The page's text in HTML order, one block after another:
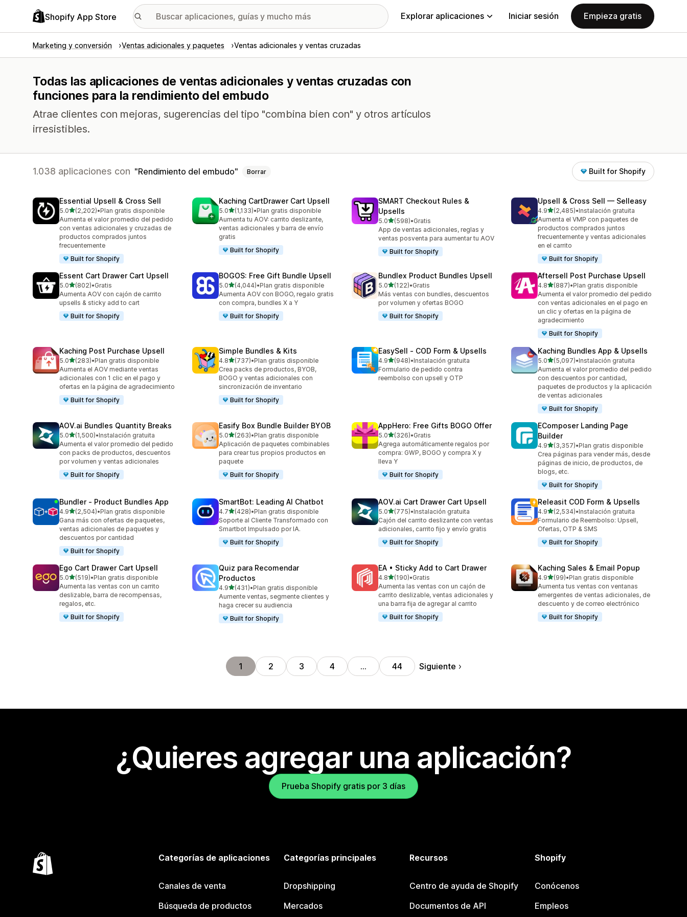
Shopify App Store Explorar aplicaciones Iniciar sesión Empieza gratis
Marketing y conversión Ventas adicionales y paquetes Ventas adicionales y ventas cruzadas
Todas las aplicaciones de ventas adicionales y ventas cruzadas con
funciones para la rendimiento del embudo
Atrae clientes con mejoras, sugerencias del tipo "combina bien con" y otros artículos
irresistibles.
1.038 aplicaciones con Rendimiento del embudo Borrar Built for Shopify
Essential Upsell & Cross Sell
5.0de 5 estrellas
(2,202)
2202 reseñas en total
•Plan gratis disponible
Aumenta el valor promedio del pedido
con ventas adicionales y cruzadas de
productos comprados juntos
frecuentemente
Built for Shopify
Kaching CartDrawer Cart Upsell
5.0de 5 estrellas
(1,133)
1133 reseñas en total
•Plan gratis disponible
Aumenta tu AOV: carrito deslizante,
ventas adicionales y barra de envío
gratis
Built for Shopify
SMART Checkout Rules &
Upsells
5.0de 5 estrellas
(598)
598 reseñas en total
•Gratis
App de ventas adicionales, reglas y
ventas posventa para aumentar tu AOV
Built for Shopify
Upsell & Cross Sell — Selleasy
4.9de 5 estrellas
(2,485)
2485 reseñas en total
•Instalación gratuita
Aumenta el VMP con paquetes de
productos comprados juntos
frecuentemente y ventas adicionales
en el carrito
Built for Shopify
Essent Cart Drawer Cart Upsell
5.0de 5 estrellas
(802)
802 reseñas en total
•Gratis
Aumenta AOV con cajón de carrito
upsells & sticky add to cart
Built for Shopify
BOGOS: Free Gift Bundle Upsell
5.0de 5 estrellas
(4,044)
4044 reseñas en total
•Plan gratis disponible
Aumenta AOV con BOGO, regalo gratis
con compra, bundles X a Y
Built for Shopify
Bundlex Product Bundles Upsell
5.0de 5 estrellas
(122)
122 reseñas en total
•Gratis
Más ventas con bundles, descuentos
por volumen y ofertas BOGO
Built for Shopify
Aftersell Post Purchase Upsell
4.8de 5 estrellas
(887)
887 reseñas en total
•Plan gratis disponible
Aumenta el valor promedio del pedido
con ventas adicionales en el pago en
un clic y ofertas en la página de
agradecimiento
Built for Shopify
Kaching Post Purchase Upsell
5.0de 5 estrellas
(283)
283 reseñas en total
•Plan gratis disponible
Aumenta el AOV mediante ventas
adicionales con 1 clic en el pago y
ofertas en la página de agradecimiento
Built for Shopify
Simple Bundles & Kits
4.8de 5 estrellas
(737)
737 reseñas en total
•Plan gratis disponible
Crea packs de productos, BYOB,
BOGO y ventas adicionales con
sincronización de inventario
Built for Shopify
EasySell ‑ COD Form & Upsells
4.9de 5 estrellas
(948)
948 reseñas en total
•Instalación gratuita
Formulario de pedido contra
reembolso con upsell y OTP
Kaching Bundles App & Upsells
5.0de 5 estrellas
(5,097)
5097 reseñas en total
•Instalación gratuita
Aumenta el valor promedio del pedido
con descuentos por cantidad,
paquetes de productos y la aplicación
de ventas adicionales
Built for Shopify
AOV.ai Bundles Quantity Breaks
5.0de 5 estrellas
(1,500)
1500 reseñas en total
•Instalación gratuita
Aumenta el valor promedio del pedido
con packs de productos, descuentos
por volumen y ventas adicionales
Built for Shopify
Easify Box Bundle Builder BYOB
5.0de 5 estrellas
(263)
263 reseñas en total
•Plan gratis disponible
Aplicación de paquetes combinables
para crear tus propios productos en
paquete
Built for Shopify
AppHero: Free Gifts BOGO Offer
5.0de 5 estrellas
(326)
326 reseñas en total
•Gratis
Agrega automáticamente regalos por
compra: GWP, BOGO y compra X y
lleva Y
Built for Shopify
EComposer Landing Page
Builder
4.9de 5 estrellas
(3,357)
3357 reseñas en total
•Plan gratis disponible
Crea páginas para vender más, desde
páginas de inicio, de productos, de
blogs, etc.
Built for Shopify
Bundler ‑ Product Bundles App
4.9de 5 estrellas
(2,504)
2504 reseñas en total
•Plan gratis disponible
Gana más con ofertas de paquetes,
ventas adicionales de paquetes y
descuentos por cantidad
Built for Shopify
SmartBot: Leading AI Chatbot
4.7de 5 estrellas
(428)
428 reseñas en total
•Plan gratis disponible
Soporte al Cliente Transformado con
Smartbot Impulsado por IA.
Built for Shopify
AOV.ai Cart Drawer Cart Upsell
5.0de 5 estrellas
(775)
775 reseñas en total
•Instalación gratuita
Cajón del carrito deslizante con ventas
adicionales, carrito fijo y envío gratis
Built for Shopify
Releasit COD Form & Upsells
4.9de 5 estrellas
(2,534)
2534 reseñas en total
•Instalación gratuita
Formulario de Reembolso: Upsell,
Ofertas, OTP & SMS
Built for Shopify
Ego Cart Drawer Cart Upsell
5.0de 5 estrellas
(519)
519 reseñas en total
•Plan gratis disponible
Aumenta las ventas con un carrito
deslizable, barra de recompensas,
regalos, etc.
Built for Shopify
Quiz para Recomendar
Productos
4.9de 5 estrellas
(431)
431 reseñas en total
•Plan gratis disponible
Aumente ventas, segmente clientes y
haga crecer su audiencia
Built for Shopify
EA • Sticky Add to Cart Drawer
4.8de 5 estrellas
(190)
190 reseñas en total
•Gratis
Aumenta las ventas con un cajón de
carrito deslizable, ventas adicionales y
una barra fija de agregar al carrito
Built for Shopify
Kaching Sales & Email Popup
4.9de 5 estrellas
(99)
99 reseñas en total
•Plan gratis disponible
Aumenta tus ventas con ventanas
emergentes de ventas adicionales, de
descuento y de correo electrónico
Built for Shopify
1 2 3 4 … 44 Siguiente
¿Quieres agregar una aplicación?
Prueba Shopify gratis por 3 días
Categorías de aplicaciones
Canales de venta
Búsqueda de productos
Categorías principales
Dropshipping
Mercados
Recursos
Centro de ayuda de Shopify
Documentos de API
Shopify
Conócenos
Empleos